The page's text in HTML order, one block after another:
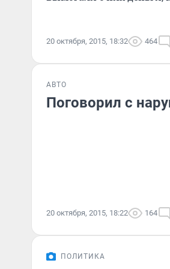
20 октября, 2015, 18:32 464
АВТО
Поговорил с
20 октября, 2015, 18:22 164
ПОЛИТИКА